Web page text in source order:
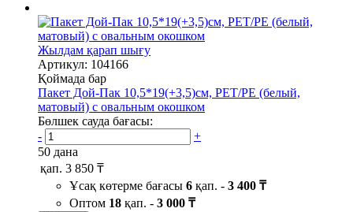
Жылдам қарап шығу
Артикул: 104166
Қоймада бар
Пакет Дой-Пак 10,5*19(+3,5)см, PET/PE (белый,
матовый) с овальным окошком
Бөлшек сауда бағасы:
-
+
50 дана
қап. 3 850 ₸
Ұсақ көтерме бағасы 6 қап. - 3 400 ₸
Оптом 18 қап. - 3 000 ₸